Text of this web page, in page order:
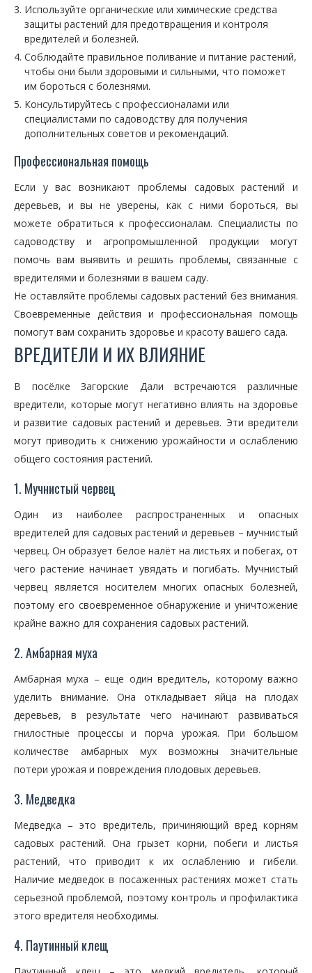
Используйте органические или химические средства
защиты растений для предотвращения и контроля
вредителей и болезней.
Соблюдайте правильное поливание и питание растений,
чтобы они были здоровыми и сильными, что поможет
им бороться с болезнями.
Консультируйтесь с профессионалами или
специалистами по садоводству для получения
дополнительных советов и рекомендаций.
Профессиональная помощь
Если у вас возникают проблемы садовых растений и
деревьев, и вы не уверены, как с ними бороться, вы
можете обратиться к профессионалам. Специалисты по
садоводству и агропромышленной продукции могут
помочь вам выявить и решить проблемы, связанные с
вредителями и болезнями в вашем саду.
Не оставляйте проблемы садовых растений без внимания.
Своевременные действия и профессиональная помощь
помогут вам сохранить здоровье и красоту вашего сада.
ВРЕДИТЕЛИ И ИХ ВЛИЯНИЕ
В посёлке Загорские Дали встречаются различные
вредители, которые могут негативно влиять на здоровье
и развитие садовых растений и деревьев. Эти вредители
могут приводить к снижению урожайности и ослаблению
общего состояния растений.
1. Мучнистый червец
Один из наиболее распространенных и опасных
вредителей для садовых растений и деревьев – мучнистый
червец. Он образует белое налёт на листьях и побегах, от
чего растение начинает увядать и погибать. Мучнистый
червец является носителем многих опасных болезней,
поэтому его своевременное обнаружение и уничтожение
крайне важно для сохранения садовых растений.
2. Амбарная муха
Амбарная муха – еще один вредитель, которому важно
уделить внимание. Она откладывает яйца на плодах
деревьев, в результате чего начинают развиваться
гнилостные процессы и порча урожая. При большом
количестве амбарных мух возможны значительные
потери урожая и повреждения плодовых деревьев.
3. Медведка
Медведка – это вредитель, причиняющий вред корням
садовых растений. Она грызет корни, побеги и листья
растений, что приводит к их ослаблению и гибели.
Наличие медведок в посаженных растениях может стать
серьезной проблемой, поэтому контроль и профилактика
этого вредителя необходимы.
4. Паутинный клещ